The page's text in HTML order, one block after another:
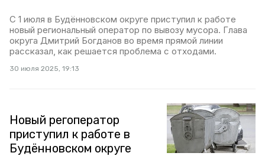
С 1 июля в Будённовском округе приступил к работе
новый региональный оператор по вывозу мусора. Глава
округа Дмитрий Богданов во время прямой линии
рассказал, как решается проблема с отходами.
30 июля 2025, 19:13
Новый регоператор
приступил к работе в
Будённовском округе